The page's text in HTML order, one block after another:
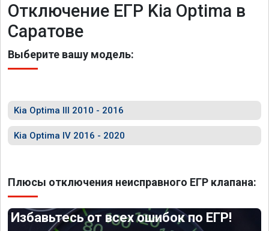
Отключение ЕГР Kia Optima в
Саратове
Выберите вашу модель:
Kia Optima III 2010 - 2016
Kia Optima IV 2016 - 2020
Плюсы отключения неисправного ЕГР клапана:
Избавьтесь от всех ошибок по ЕГР!